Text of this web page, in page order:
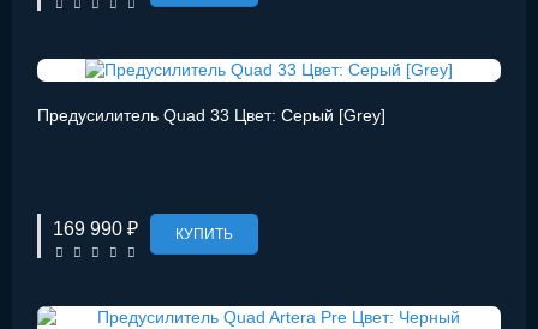
Предусилитель Quad 33 Цвет: Серый [Grey]
169 990 ₽ КУПИТЬ